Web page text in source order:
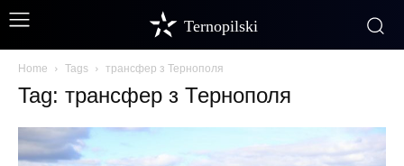
Ternopilski
Home Tags трансфер з Тернополя
Tag: трансфер з Тернополя